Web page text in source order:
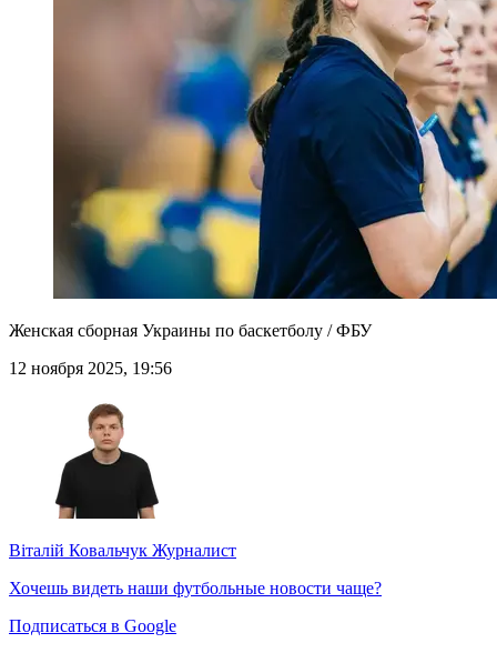
Женская сборная Украины по баскетболу / ФБУ
12 ноября 2025, 19:56
Віталій Ковальчук Журналист
Хочешь видеть наши футбольные новости чаще?
Подписаться в Google